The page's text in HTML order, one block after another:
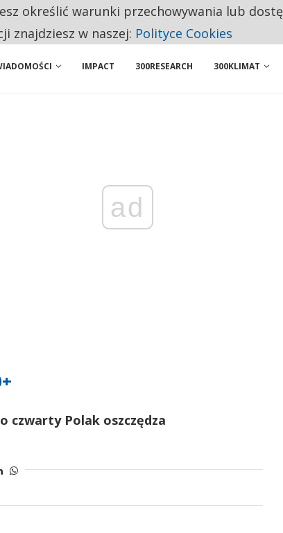
NA LIŚCIE SĄ DWA PODMIOTY Z POLSKI
IMPACT 300RESEARCH 300KLIMAT
ad
czwarty Polak oszczędza
określić warunki przechowywania lub
znajdziesz w naszej: Polityce Cookies